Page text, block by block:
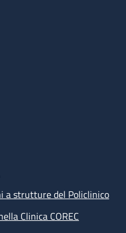
a strutture del Policlinico
Clinica COREC